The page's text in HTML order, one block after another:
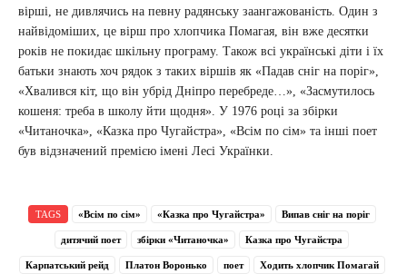
вірші, не дивлячись на певну радянську заангажованість. Один з
найвідоміших, це вірш про хлопчика Помагая, він вже десятки
років не покидає шкільну програму. Також всі українські діти і їх
батьки знають хоч рядок з таких віршів як «Падав сніг на поріг»,
«Хвалився кіт, що він убрід Дніпро перебреде…», «Засмутилось
кошеня: треба в школу йти щодня». У 1976 році за збірки
«Читаночка», «Казка про Чугайстра», «Всім по сім» та інші поет
був відзначений премією імені Лесі Українки.
TAGS «Всім по сім» «Казка про Чугайстра» Випав сніг на поріг
дитячий поет збірки «Читаночка» Казка про Чугайстра
Карпатський рейд Платон Воронько поет Ходить хлопчик Помагай